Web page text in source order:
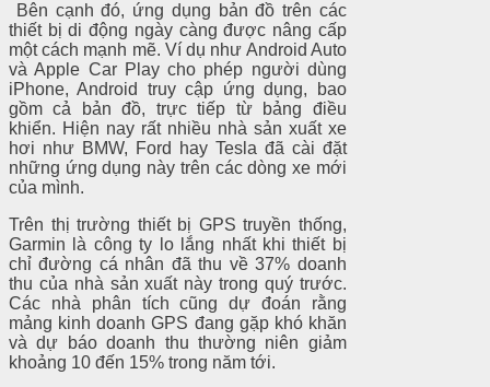
Bên cạnh đó, ứng dụng bản đồ trên các
thiết bị di động ngày càng được nâng cấp
một cách mạnh mẽ. Ví dụ như Android Auto
và Apple Car Play cho phép người dùng
iPhone, Android truy cập ứng dụng, bao
gồm cả bản đồ, trực tiếp từ bảng điều
khiển. Hiện nay rất nhiều nhà sản xuất xe
hơi như BMW, Ford hay Tesla đã cài đặt
những ứng dụng này trên các dòng xe mới
của mình.
Trên thị trường thiết bị GPS truyền thống,
Garmin là công ty lo lắng nhất khi thiết bị
chỉ đường cá nhân đã thu về 37% doanh
thu của nhà sản xuất này trong quý trước.
Các nhà phân tích cũng dự đoán rằng
mảng kinh doanh GPS đang gặp khó khăn
và dự báo doanh thu thường niên giảm
khoảng 10 đến 15% trong năm tới.